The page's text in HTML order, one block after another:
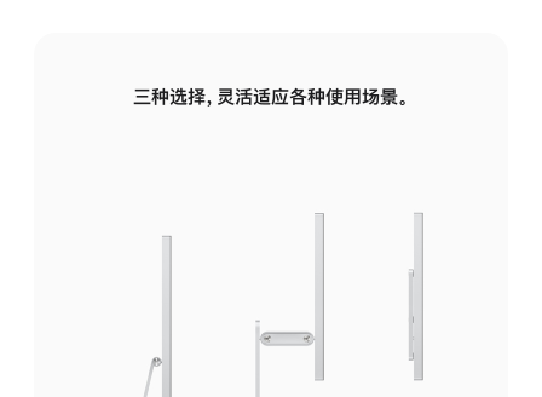
三种选择，灵活适应各种使用场景。